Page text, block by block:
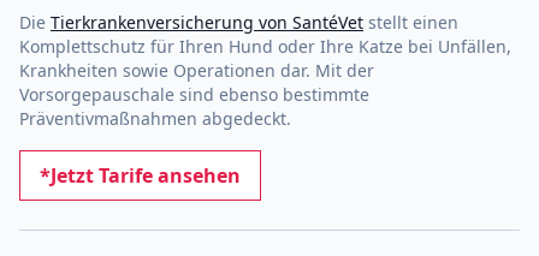
Die Tierkrankenversicherung von SantéVet stellt einen
Komplettschutz für Ihren Hund oder Ihre Katze bei Unfällen,
Krankheiten sowie Operationen dar. Mit der
Vorsorgepauschale sind ebenso bestimmte
Präventivmaßnahmen abgedeckt.
*Jetzt Tarife ansehen